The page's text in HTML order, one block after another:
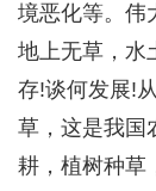
境恶化等。伟
地上无草，水
存!谈何发展!
草，这是我国
耕，植树种草